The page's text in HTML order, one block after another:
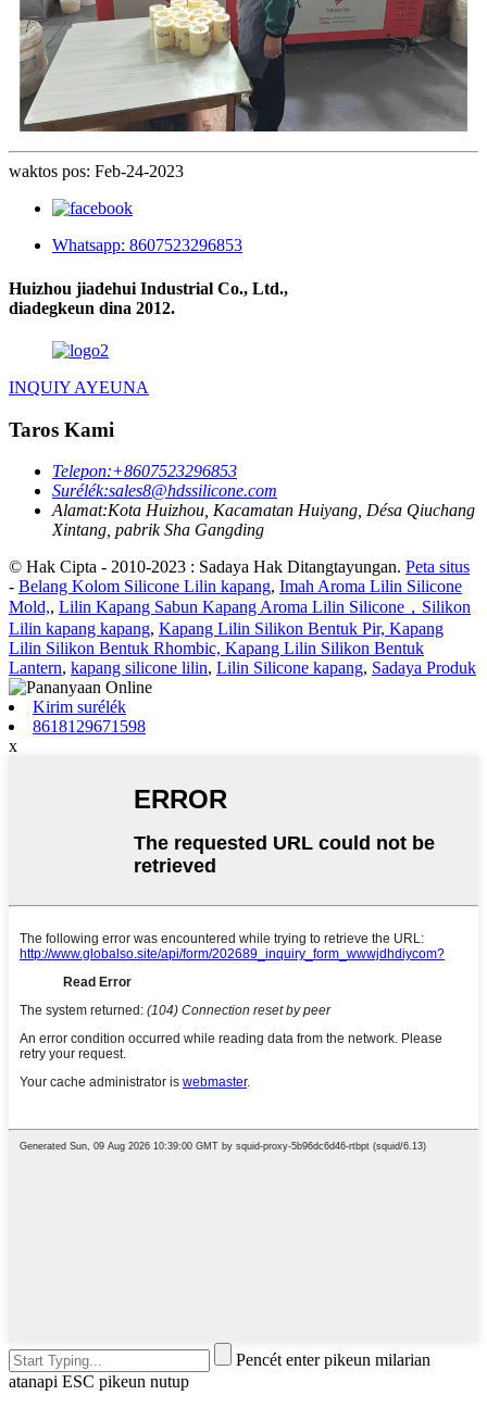
waktos pos: Feb-24-2023
Whatsapp: 8607523296853
Huizhou jiadehui Industrial Co., Ltd.,
diadegkeun dina 2012.
INQUIY AYEUNA
Taros Kami
Telepon:+8607523296853
Surélék:sales8@hdssilicone.com
Alamat:Kota Huizhou, Kacamatan Huiyang, Désa Qiuchang
Xintang, pabrik Sha Gangding
© Hak Cipta - 2010-2023 : Sadaya Hak Ditangtayungan. Peta situs
- Belang Kolom Silicone Lilin kapang, Imah Aroma Lilin Silicone
Mold,, Lilin Kapang Sabun Kapang Aroma Lilin Silicone，Silikon
Lilin kapang kapang, Kapang Lilin Silikon Bentuk Pir, Kapang
Lilin Silikon Bentuk Rhombic, Kapang Lilin Silikon Bentuk
Lantern, kapang silicone lilin, Lilin Silicone kapang, Sadaya Produk
Kirim surélék
8618129671598
x
Pencét enter pikeun milarian
atanapi ESC pikeun nutup